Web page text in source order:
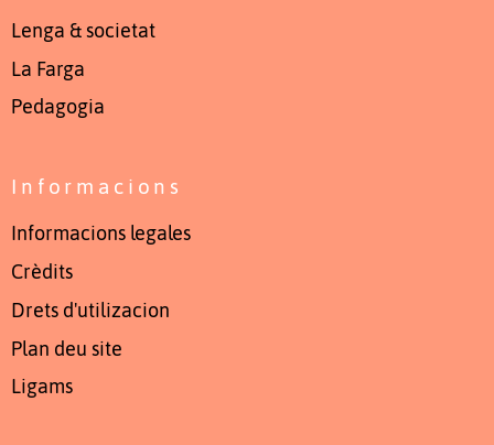
Lenga & societat
La Farga
Pedagogia
Informacions
Informacions legales
Crèdits
Drets d'utilizacion
Plan deu site
Ligams